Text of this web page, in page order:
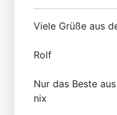
Viele Grüße aus
Rolf
Nur das Beste
nix